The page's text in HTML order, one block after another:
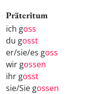
Präteritum
ich goss
du gosst
er/sie/es goss
wir gossen
ihr gosst
sie/Sie gossen